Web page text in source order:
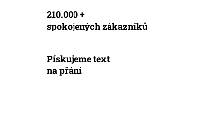
210.000 +
spokojených zákazníků
Pískujeme text
na přání
Z